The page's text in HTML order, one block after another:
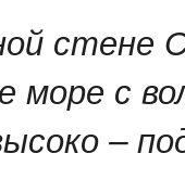
стене
море с
–